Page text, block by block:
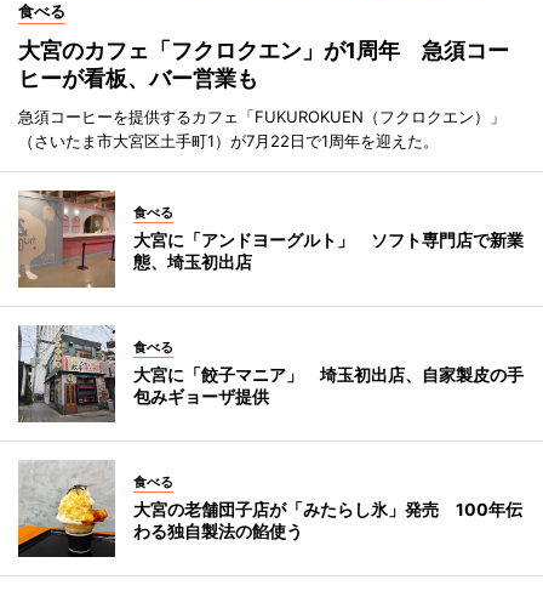
食べる
大宮のカフェ「フクロクエン」が1周年 急須コー
ヒーが看板、バー営業も
急須コーヒーを提供するカフェ「FUKUROKUEN（フクロクエン）」
（さいたま市大宮区土手町1）が7月22日で1周年を迎えた。
食べる
大宮に「アンドヨーグルト」 ソフト専門店で新業
態、埼玉初出店
食べる
大宮に「餃子マニア」 埼玉初出店、自家製皮の手
包みギョーザ提供
食べる
大宮の老舗団子店が「みたらし氷」発売 100年伝
わる独自製法の餡使う